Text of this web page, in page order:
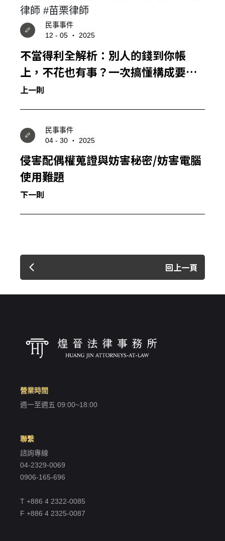
民事事件
12 - 05 ‧ 2025
不當得利全解析：別人的錢到你帳
上，不花也有事？一次搞懂構成要
件、常見情境與救濟方式！
上一則
民事事件
04 - 30 ‧ 2025
侵害配偶權蒐證與妨害秘密/妨害電腦
使用難題
下一則
回上一頁
律師 #苗栗律師
營業時間
週一至週五 09:00~18:00
聯繫
諮詢專線
04-2329-0069
0906-165-696
T +886 4 2322-0085
F +886 4 2325-0087